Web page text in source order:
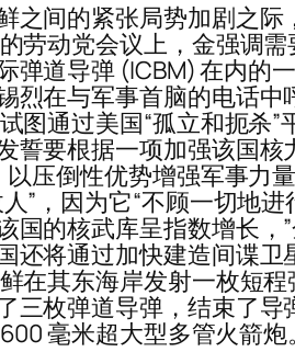
之间的紧张局势加剧之
劳动党会议上，金强调
弹道导弹 (ICBM) 在内的
烈在与军事首脑的电话
图通过美国“孤立和扼杀
誓要根据一项加强该国
压倒性优势增强军事力
”，因为它“不顾一切地
国的核武库呈指数增长
还将通过加快建造间谍
在其东海岸发射一枚短
三枚弹道导弹，结束了
毫米超大型多管火箭炮。